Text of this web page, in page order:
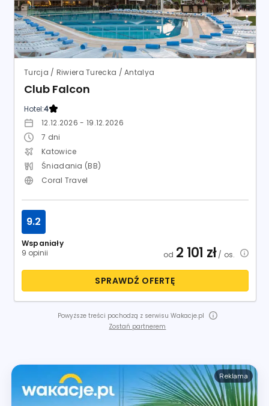
Turcja / Riwiera Turecka / Antalya
Club Falcon
Hotel:4
12.12.2026 - 19.12.2026
7 dni
Katowice
Śniadania (BB)
Coral Travel
Wspaniały
9 opinii
9.2
od 2 101 zł/ os.
SPRAWDŹ OFERTĘ
Powyższe treści pochodzą z serwisu Wakacje.pl
Zostań partnerem
Reklama